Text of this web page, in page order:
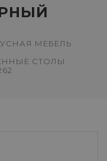
МЕБЕЛЬ
СТОЛЫ